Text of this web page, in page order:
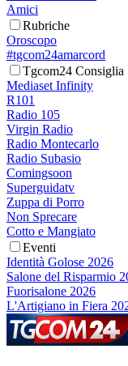
Amici
Rubriche
Oroscopo
#tgcom24amarcord
Tgcom24 Consiglia
Mediaset Infinity
R101
Radio 105
Virgin Radio
Radio Montecarlo
Radio Subasio
Comingsoon
Superguidatv
Zuppa di Porro
Non Sprecare
Cotto e Mangiato
Eventi
Identità Golose 2026
Salone del Risparmio
Fuorisalone 2026
L'Artigiano in Fiera